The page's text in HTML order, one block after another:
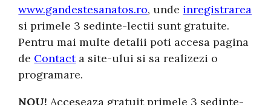
www.gandestesanatos.ro, unde inregistrarea
si primele 3 sedinte-lectii sunt gratuite.
Pentru mai multe detalii poti accesa pagina
de Contacta site-ului si sa realizezi o
programare.
NOU! Acceseaza gratuit primele 3 sedinte-